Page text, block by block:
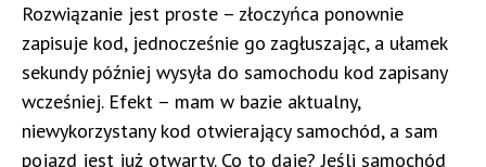
Rozwiązanie jest proste – złoczyńca ponownie
zapisuje kod, jednocześnie go zagłuszając, a ułamek
sekundy później wysyła do samochodu kod zapisany
wcześniej. Efekt – mam w bazie aktualny,
niewykorzystany kod otwierający samochód, a sam
pojazd jest już otwarty. Co to daje? Jeśli samochód